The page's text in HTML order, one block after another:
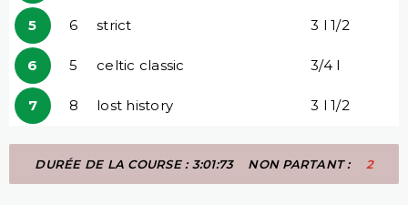
5 6 strict 3 l 1/2
6 5 celtic classic 3/4 l
7 8 lost history 3 l 1/2
DURÉE DE LA COURSE : 3:01:73 NON PARTANT : 2